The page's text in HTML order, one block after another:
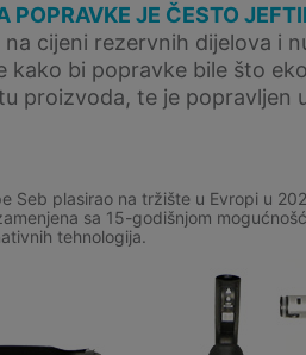
POPRAVKE JE ČESTO
na cijeni rezervnih dijelova i
kako bi popravke bile što
proizvoda, te je popravljen
Seb plasirao na tržište u Evropi u
sa 15-godišnjom
tehnologija.